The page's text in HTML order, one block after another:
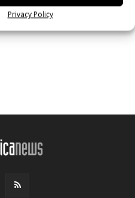
Privacy Policy
NEWSLETTER